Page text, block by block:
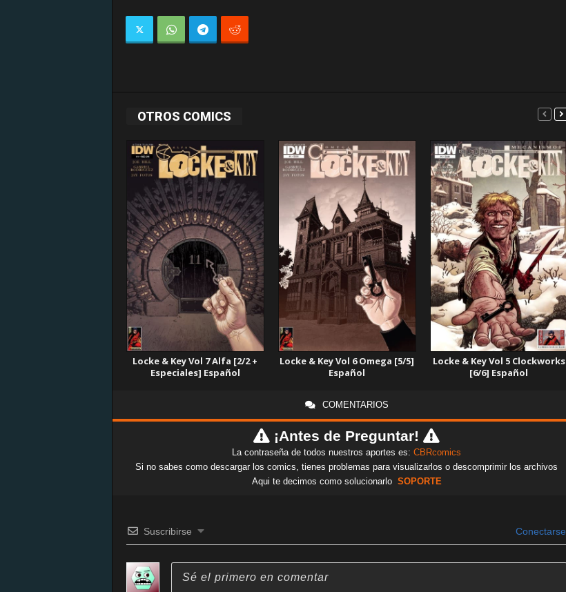
OTROS COMICS
Locke & Key Vol 7 Alfa [2/2 +
Especiales] Español
Locke & Key Vol 6 Omega [5/5]
Español
Locke & Key Vol 5 Clockworks
[6/6] Español
COMENTARIOS
¡Antes de Preguntar!
La contraseña de todos nuestros aportes es: CBRcomics
Si no sabes como descargar los comics, tienes problemas para visualizarlos o descomprimir los archivos
Aqui te decimos como solucionarlo SOPORTE
Suscribirse Conectarse